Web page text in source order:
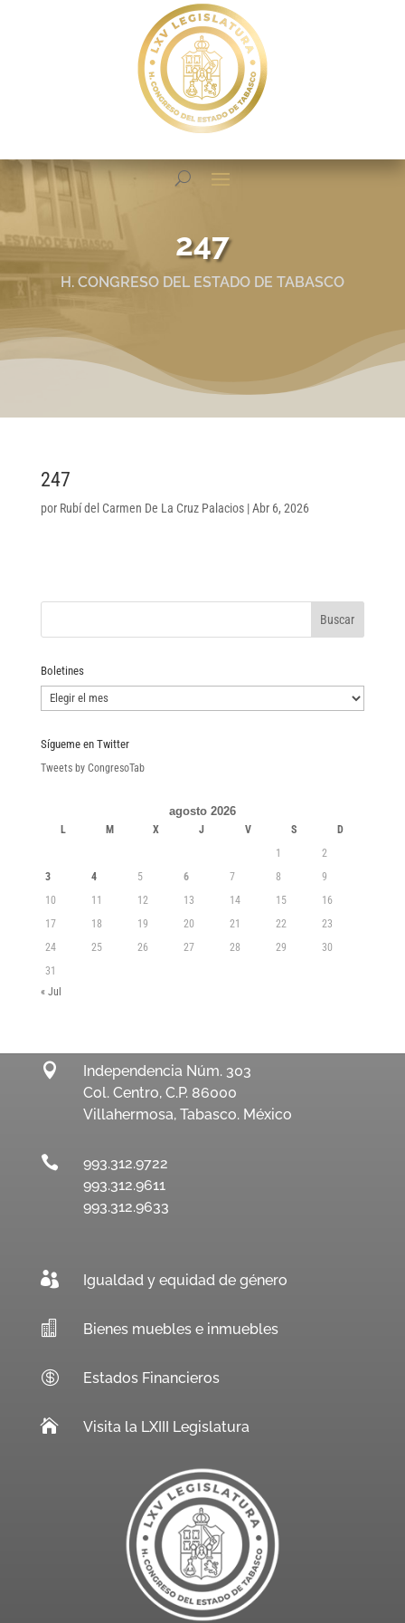
247
H. CONGRESO DEL ESTADO DE TABASCO
247
por Rubí del Carmen De La Cruz Palacios|Abr 6, 2026
Boletines
Boletines
Sígueme en Twitter
Tweets by CongresoTab
agosto 2026
L M X J V S
D
1
2
3
4 5 6 7 8
9
10
11 12 13 14 15
16
17
18 19 20 21 22
23
24
25 26 27 28 29
30
31
« Jul

Independencia Núm. 303
Col. Centro, C.P. 86000
Villahermosa, Tabasco. México

993.312.9722
993.312.9611
993.312.9633
 Igualdad y equidad de género
 Bienes muebles e inmuebles
 Estados Financieros
 Visita la LXIII Legislatura